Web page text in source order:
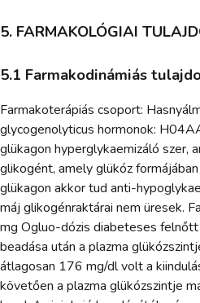
5. FARMAKOLÓGIAI
5.1 Farmakodinámiás
Farmakoterápiás csoport:
glycogenolyticus hormonok:
glükagon hyperglykaemizáló szer,
glikogént, amely glükóz
glükagon akkor tud anti-
máj glikogénraktárai nem üresek.
mg Ogluo-dózis diabeteses
beadása után a plazma
átlagosan 176 mg/dl volt a
követően a plazma glükózszintje